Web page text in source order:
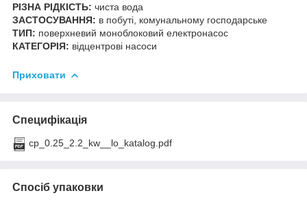
РІЗНА РІДКІСТЬ: чиста вода
ЗАСТОСУВАННЯ: в побуті, комунальному господарське
ТИП: поверхневий моноблоковий електронасос
КАТЕГОРІЯ: відцентрові насоси
Приховати
Специфікація
cp_0.25_2.2_kw__lo_katalog.pdf
Спосіб упаковки